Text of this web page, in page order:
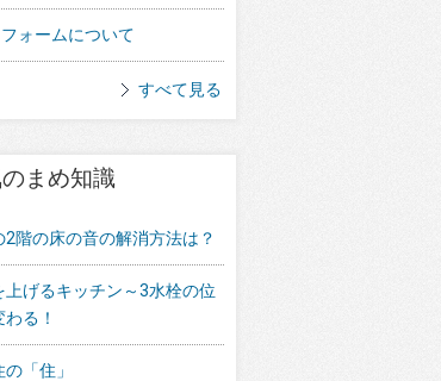
ォームについて
すべて見る
まめ知識
2階の床の音の解消方法は？
上げるキッチン～3水栓の位
る！
「住」